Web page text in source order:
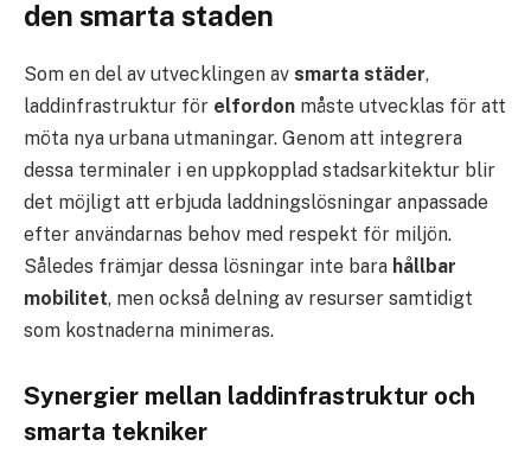
den smarta staden
Som en del av utvecklingen av smarta städer,
laddinfrastruktur för elfordon måste utvecklas för att
möta nya urbana utmaningar. Genom att integrera
dessa terminaler i en uppkopplad stadsarkitektur blir
det möjligt att erbjuda laddningslösningar anpassade
efter användarnas behov med respekt för miljön.
Således främjar dessa lösningar inte bara hållbar
mobilitet, men också delning av resurser samtidigt
som kostnaderna minimeras.
Synergier mellan laddinfrastruktur och
smarta tekniker